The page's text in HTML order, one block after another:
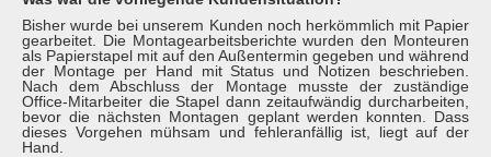
Bisher wurde bei unserem Kunden noch herkömmlich mit Papier
gearbeitet. Die Montagearbeitsberichte wurden den Monteuren
als Papierstapel mit auf den Außentermin gegeben und während
der Montage per Hand mit Status und Notizen beschrieben.
Nach dem Abschluss der Montage musste der zuständige
Office-Mitarbeiter die Stapel dann zeitaufwändig durcharbeiten,
bevor die nächsten Montagen geplant werden konnten. Dass
dieses Vorgehen mühsam und fehleranfällig ist, liegt auf der
Hand.